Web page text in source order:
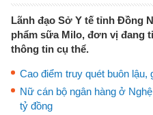
Lãnh đạo Sở Y tế tỉnh Đồng
phẩm sữa Milo, đơn vị đang
thông tin cụ thể.
Cao điểm truy quét buôn lậu,
Nữ cán bộ ngân hàng ở
tỷ đồng